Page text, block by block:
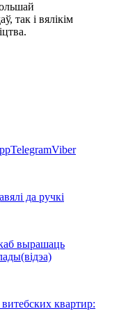
так і вялікім
TelegramViber
да ручкі
вырашаць
квартир: